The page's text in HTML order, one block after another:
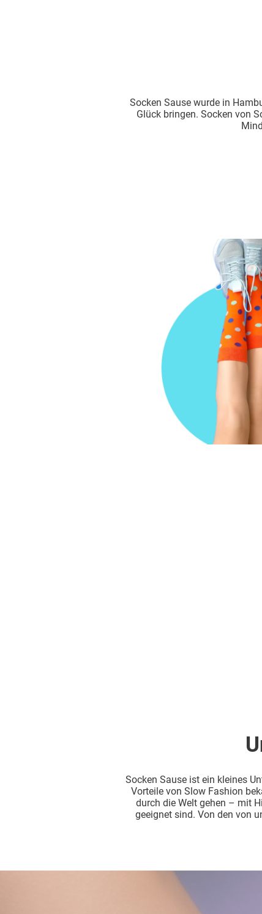
Socken Sause wurde in
Glück bringen. Socken von
Socken Sause ist ein kleines
Vorteile von Slow Fashion
durch die Welt gehen – mit
geeignet sind. Von den von